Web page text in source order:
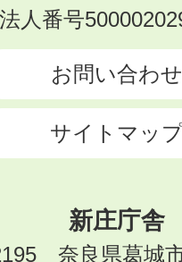
KATSURAGI
法人番号
お問い合わせ
サイトマッ
新庄庁舎
奈良県葛城